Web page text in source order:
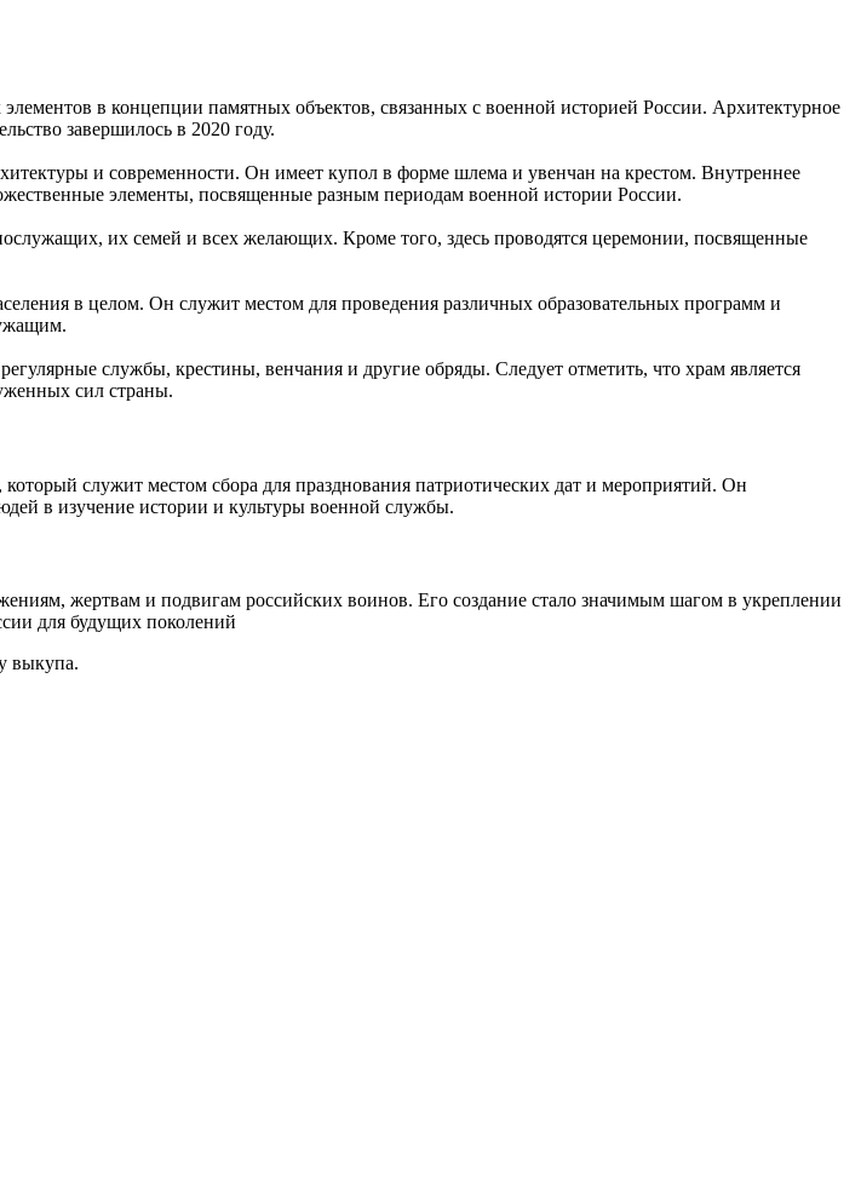
в концепции памятных объектов, связанных с военной историей России. Архитектурное
завершилось в 2020 году.
и современности. Он имеет купол в форме шлема и увенчан на крестом. Внутреннее
элементы, посвященные разным периодам военной истории России.
их семей и всех желающих. Кроме того, здесь проводятся церемонии, посвященные
в целом. Он служит местом для проведения различных образовательных программ и
службы, крестины, венчания и другие обряды. Следует отметить, что храм является
сил страны.
служит местом сбора для празднования патриотических дат и мероприятий. Он
в изучение истории и культуры военной службы.
жертвам и подвигам российских воинов. Его создание стало значимым шагом в укреплении
для будущих поколений
выкупа.